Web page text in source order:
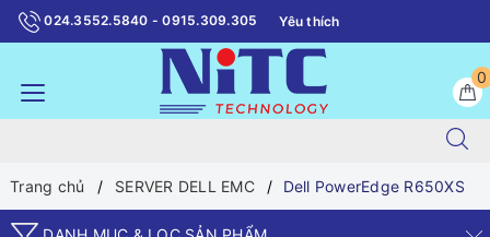
024.3552.5840 - 0915.309.305 Yêu thích
0
Trang chủ SERVER DELL EMC Dell PowerEdge R650XS